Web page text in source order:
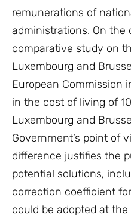
remunerations of
administrations. On the
comparative study on
Luxembourg and
European Commission
in the cost of living of
Luxembourg and
Government’s point of
difference justifies the
potential solutions,
correction coefficient
could be adopted at